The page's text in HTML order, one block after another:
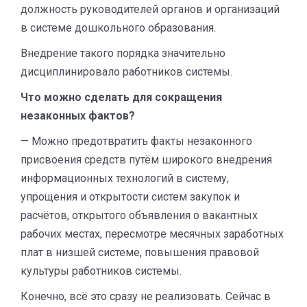
должность руководителей органов и организаций
в системе дошкольного образования.
Внедрение такого порядка значительно
дисциплинировало работников системы.
Что можно сделать для сокращения
незаконных фактов?
— Можно предотвратить факты незаконного
присвоения средств путём широкого внедрения
информационных технологий в систему,
упрощения и открытости систем закупок и
расчётов, открытого объявления о вакантных
рабочих местах, пересмотре месячных заработных
плат в низшей системе, повышения правовой
культуры работников системы.
Конечно, всё это сразу не реализовать. Сейчас в